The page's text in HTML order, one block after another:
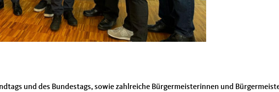
und des Bundestags, sowie zahlreiche Bürgermeisterinnen und